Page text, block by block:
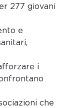
277 giovani
e
i
che